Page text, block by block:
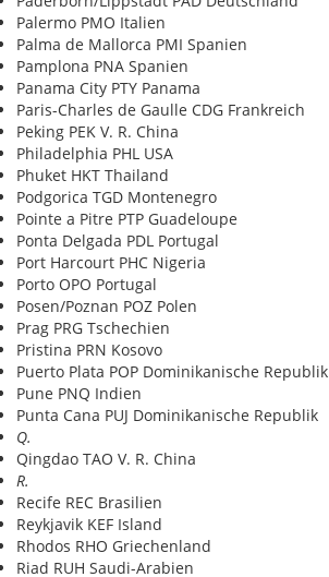
Palermo PMO Italien
Palma de Mallorca PMI Spanien
Pamplona PNA Spanien
Panama City PTY Panama
Paris-Charles de Gaulle CDG Frankreich
Peking PEK V. R. China
Philadelphia PHL USA
Phuket HKT Thailand
Podgorica TGD Montenegro
Pointe a Pitre PTP Guadeloupe
Ponta Delgada PDL Portugal
Port Harcourt PHC Nigeria
Porto OPO Portugal
Posen/Poznan POZ Polen
Prag PRG Tschechien
Pristina PRN Kosovo
Puerto Plata POP Dominikanische Republik
Pune PNQ Indien
Punta Cana PUJ Dominikanische Republik
Q.
Qingdao TAO V. R. China
R.
Recife REC Brasilien
Reykjavik KEF Island
Rhodos RHO Griechenland
Riad RUH Saudi-Arabien